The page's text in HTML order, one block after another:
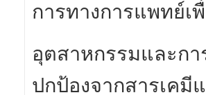
การทางการแพทย์เ
อุตสาหกรรมและกา
ปกป้องจากสารเคมี